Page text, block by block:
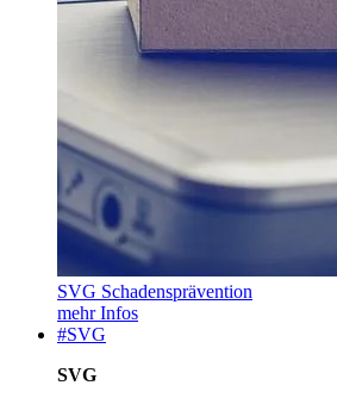
SVG Schadensprävention
mehr Infos
#SVG
SVG